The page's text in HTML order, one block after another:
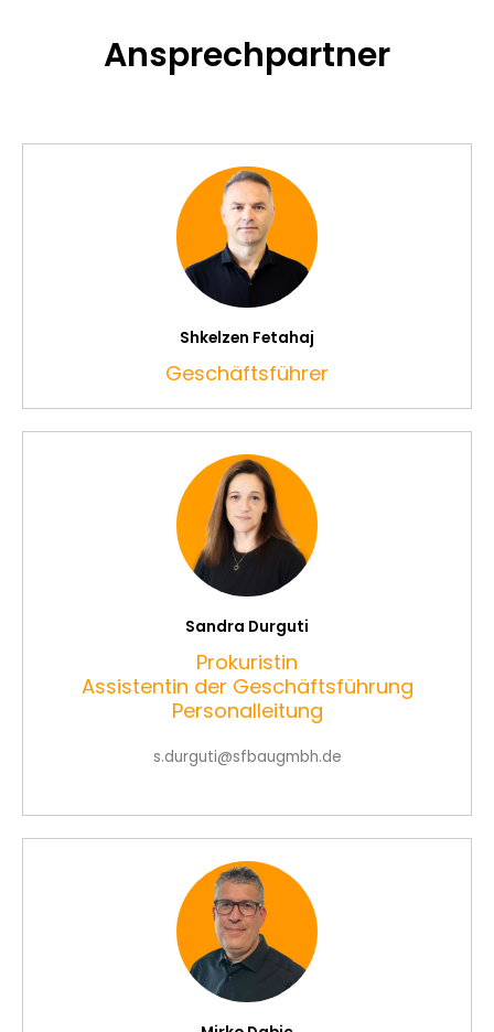
Ansprechpartner
Shkelzen Fetahaj
Geschäftsführer
Sandra Durguti
Prokuristin
Assistentin der Geschäftsführung
Personalleitung
s.durguti@sfbaugmbh.de